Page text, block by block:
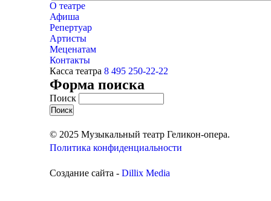
О театре
Афиша
Репертуар
Артисты
Меценатам
Контакты
Касса театра 8 495 250-22-22
Форма поиска
Поиск
© 2025 Музыкальный театр Геликон-опера.
Политика конфиденциальности
Создание сайта - Dillix Media